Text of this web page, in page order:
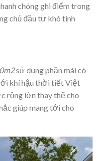
chóng ghi điểm trong
chủ đầu tư khó tính
sử dụng phần mái có
khí hậu thời tiết Việt
rộng lớn thay thế cho
giúp mang tới cho